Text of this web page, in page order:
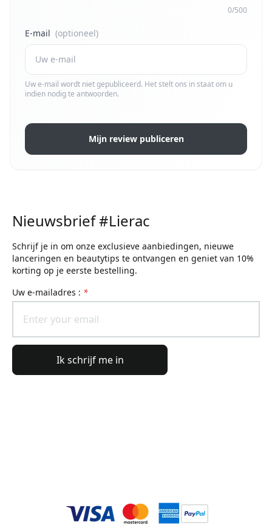
0/500
E-mail (optioneel)
Uw e-mail wordt niet gepubliceerd. Het stelt ons in staat om u
indien nodig te antwoorden.
Mijn review publiceren
Nieuwsbrief #Lierac
Schrijf je in om onze exclusieve aanbiedingen, nieuwe
lanceringen en beautytips te ontvangen en geniet van 10%
korting op je eerste bestelling.
uw e-mailadres : *
Ik schrijf me in